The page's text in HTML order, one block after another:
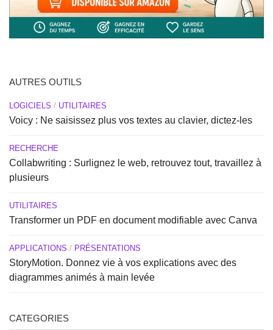
AUTRES OUTILS
LOGICIELS / UTILITAIRES
Voicy : Ne saisissez plus vos textes au clavier, dictez-les
RECHERCHE
Collabwriting : Surlignez le web, retrouvez tout, travaillez à
plusieurs
UTILITAIRES
Transformer un PDF en document modifiable avec Canva
APPLICATIONS / PRÉSENTATIONS
StoryMotion. Donnez vie à vos explications avec des
diagrammes animés à main levée
CATEGORIES